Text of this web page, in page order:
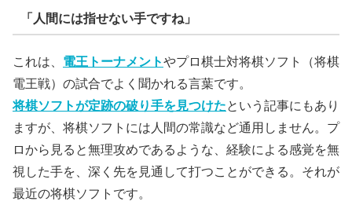
「人間には指せない手ですね」
これは、 電王トーナメントやプロ棋士対将棋ソフト（将棋
電王戦）の試合でよく聞かれる言葉です。
将棋ソフトが定跡の破り手を見つけたという記事にもあり
ますが、将棋ソフトには人間の常識など通用しません。プ
ロから見ると無理攻めであるような、経験による感覚を無
視した手を、深く先を見通して打つことができる。それが
最近の将棋ソフトです。